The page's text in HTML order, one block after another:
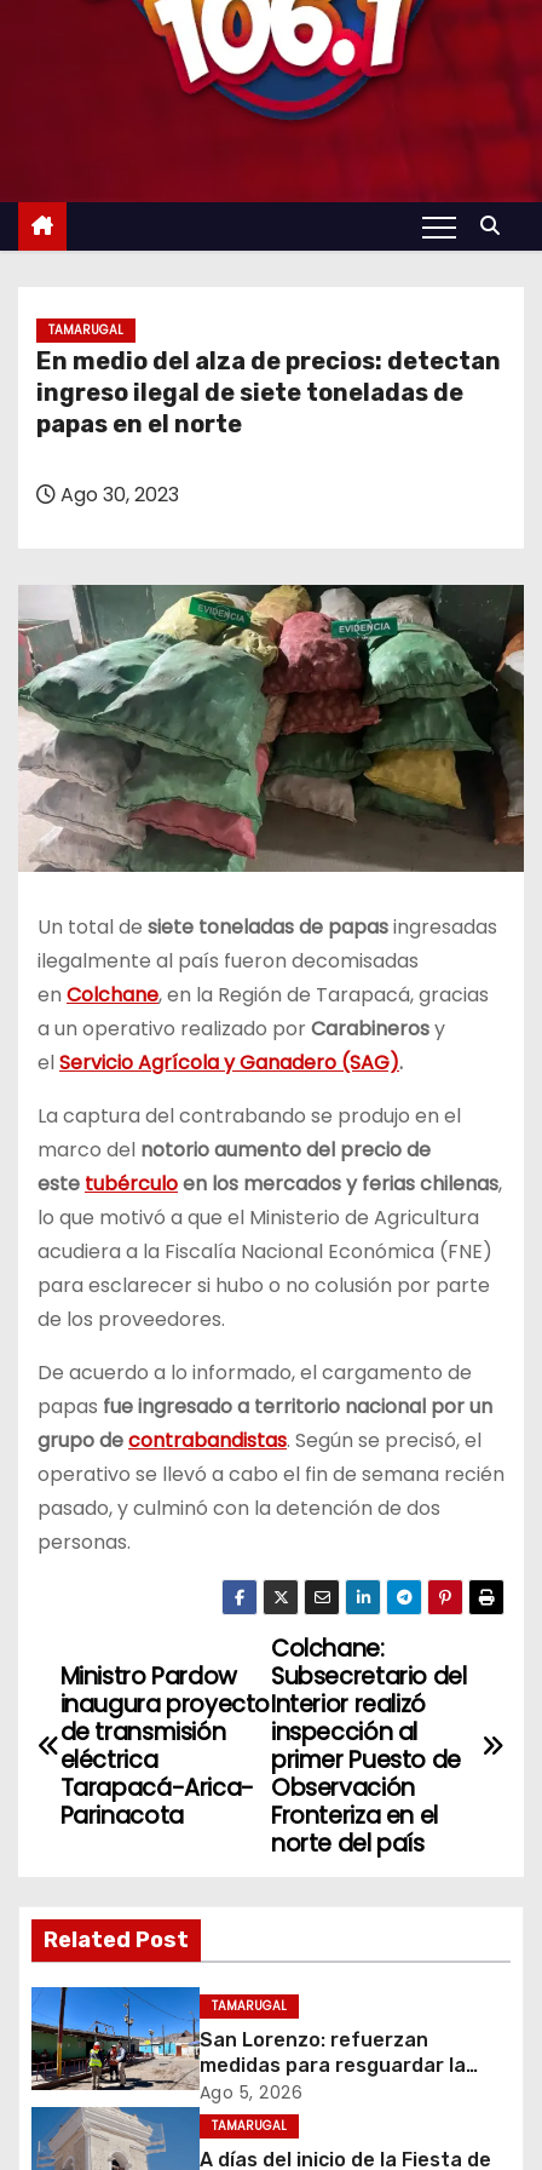
TAMARUGAL
En medio del alza de precios: detectan
ingreso ilegal de siete toneladas de
papas en el norte
Ago 30, 2023
Un total de siete toneladas de papasingresadas
ilegalmente al país fueron decomisadas
en Colchane, en la Región de Tarapacá, gracias
a un operativo realizado porCarabinerosy
elServicio Agrícola y Ganadero (SAG).
La captura del contrabando se produjo en el
marco del notorio aumento del precio de
este tubérculoen los mercados y ferias chilenas,
lo que motivó a que el Ministerio de Agricultura
acudiera a la Fiscalía Nacional Económica (FNE)
para esclarecer si hubo o no colusión por parte
de los proveedores.
De acuerdo a lo informado, el cargamento de
papas fue ingresado a territorio nacional por un
grupo decontrabandistas. Según se precisó, el
operativo se llevó a cabo el fin de semana recién
pasado, y culminó con la detención de dos
personas.
N
v
a
c
i
ó
n
Colchane:
Subsecretario del
Interior realizó
inspección al
primer Puesto de
Observación
Fronteriza en el
norte del país
Ministro Pardow
inaugura proyecto
de transmisión
eléctrica
Tarapacá-Arica-
Parinacota
Related Post
TAMARUGAL
San Lorenzo: refuerzan
medidas para resguardar la
seguridad del suministro
eléctrico durante la festividad
Ago 5, 2026
TAMARUGAL
A días del inicio de la Fiesta de